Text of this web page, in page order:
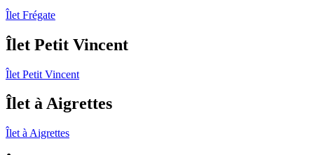
Îlet Frégate
Îlet Petit Vincent
Îlet Petit Vincent
Îlet à Aigrettes
Îlet à Aigrettes